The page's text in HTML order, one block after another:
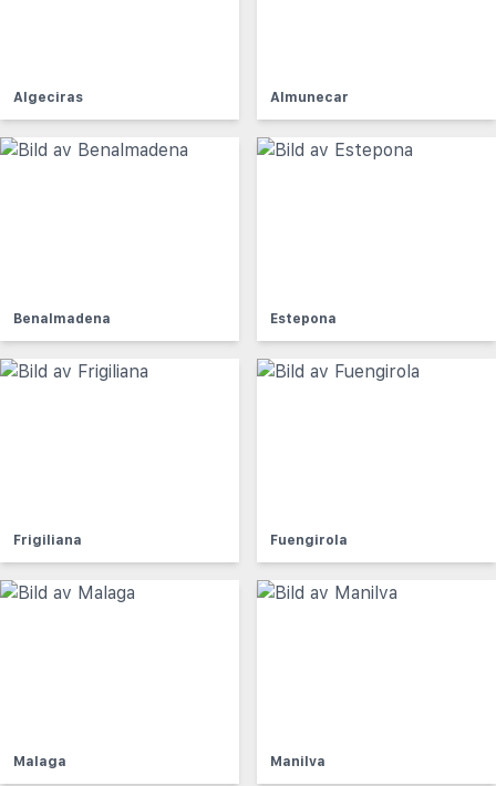
Algeciras Almunecar
Benalmadena Estepona
Frigiliana Fuengirola
Malaga Manilva